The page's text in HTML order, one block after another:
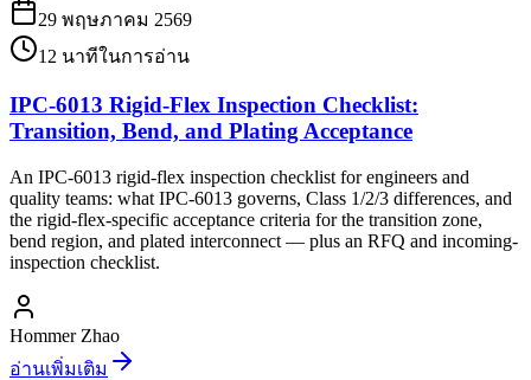
29 พฤษภาคม 2569
12 นาทีในการอ่าน
IPC-6013 Rigid-Flex Inspection Checklist:
Transition, Bend, and Plating Acceptance
An IPC-6013 rigid-flex inspection checklist for engineers and
quality teams: what IPC-6013 governs, Class 1/2/3 differences, and
the rigid-flex-specific acceptance criteria for the transition zone,
bend region, and plated interconnect — plus an RFQ and incoming-
inspection checklist.
Hommer Zhao
อ่านเพิ่มเติม